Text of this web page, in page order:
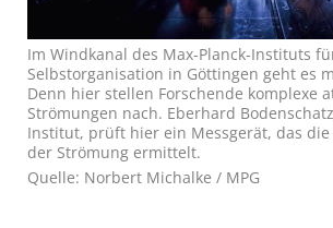
Im Windkanal des Max-Planck-Instituts
Selbstorganisation in Göttingen geht es
Denn hier stellen Forschende komplexe
Strömungen nach. Eberhard
Institut, prüft hier ein Messgerät, das
der Strömung ermittelt.
Quelle: Norbert Michalke / MPG